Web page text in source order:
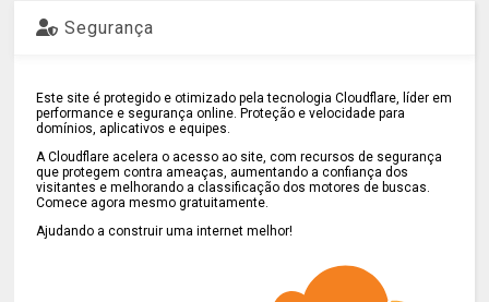
Segurança
Este site é protegido e otimizado pela tecnologia Cloudflare, líder em
performance e segurança online. Proteção e velocidade para
domínios, aplicativos e equipes.
A Cloudflare acelera o acesso ao site, com recursos de segurança
que protegem contra ameaças, aumentando a confiança dos
visitantes e melhorando a classificação dos motores de buscas.
Comece agora mesmo gratuitamente.
Ajudando a construir uma internet melhor!